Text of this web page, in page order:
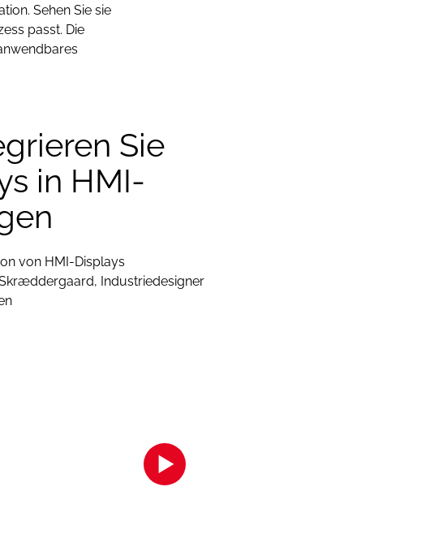
Sehen Sie sie
passt. Die
Sie
in HMI-
von HMI-Displays
Industriedesigner
Anzeige des Inhalts akzeptieren Sie bitte
Klicken Sie hier